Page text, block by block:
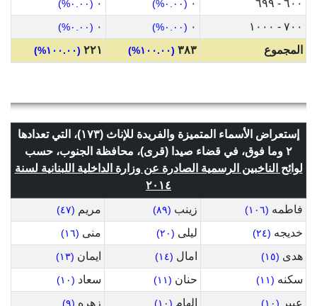
٦٠٠ - ٦٩٩ ٠ (٠.٠٠%) ٠ (٠.٠٠%)
٧٠٠ - ١٠٠٠ ٠ (٠.٠٠%) ٠ (٠.٠٠%)
المجموع ٣٨٣ (١٠٠.٠٠%) ٢٢١ (١٠٠.٠٠%)
إستعراض الأسماء المتميزة والفريدة للإناث (١٧٣)، التي تعدادها
٢ وما فوق، في قضاء صيدا (قرى)، محافظة الجنوب، حسب
لوائح الناخبين الرسمية الصادرة عن وزارة الداخلية اللبنانية لسنة
٢٠١٤
فاطمه (١٠٦) زينب (٨٩) مريم (٤٧)
خديجه (٢٤) ليلى (٢٠) منى (١٦)
هدى (١٥) امال (١٤) ايمان (١٣)
سكنه (١١) حنان (١١) سعاد (١٠)
عبير (١٠) الهام (١٠) زهره (٩)